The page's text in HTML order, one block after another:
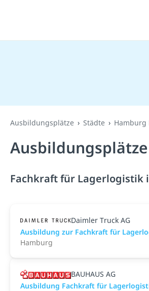
Ausbildungsplätze Städte Hamburg
Fachkraft für Lagerlogistik
Daimler Truck AG
Ausbildung zur Fachkraft für
Hamburg
BAUHAUS AG
Ausbildung Fachkraft für